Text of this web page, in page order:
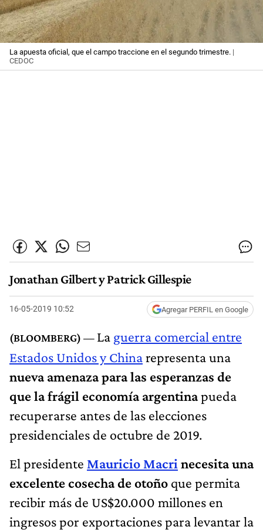
La apuesta oficial, que el campo traccione en el segundo trimestre. |
CEDOC
Jonathan Gilbert y Patrick Gillespie
16-05-2019 10:52 Agregar PERFIL en Google
La guerra comercial entre
Estados Unidos y Chinarepresenta una
nueva amenaza para las esperanzas de
que la frágil economía argentinapueda
recuperarse antes de las elecciones
presidenciales de octubre de 2019.
El presidente Mauricio Macri necesita una
excelente cosecha de otoño que permita
recibir más de US$20.000 millones en
ingresos por exportaciones para levantar la